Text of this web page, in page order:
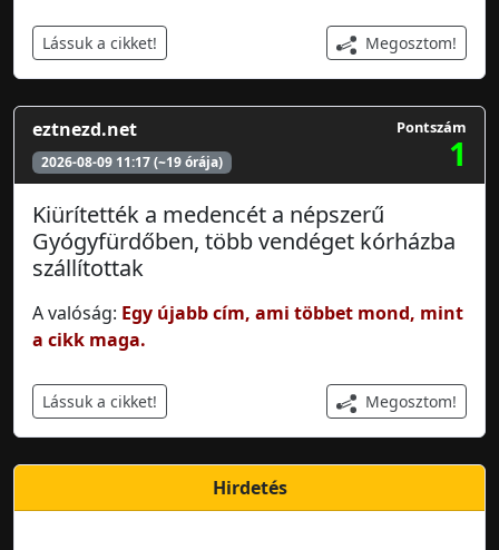
Lássuk a cikket! Megosztom!
eztnezd.net
2026-08-09 11:17 (~19 órája)
Pontszám
1
Kiürítették a medencét a népszerű
Gyógyfürdőben, több vendéget kórházba
szállítottak
A valóság: Egy újabb cím, ami többet mond, mint
a cikk maga.
Lássuk a cikket! Megosztom!
Hirdetés